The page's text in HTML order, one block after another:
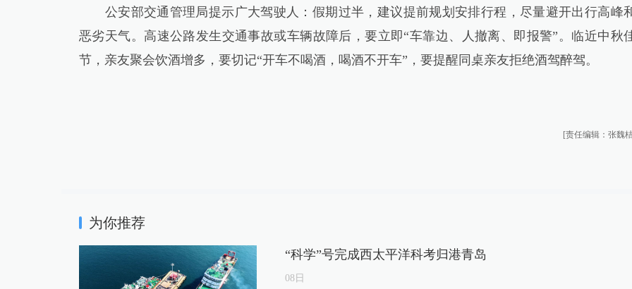
公安部交通管理局提示广大驾驶人：假期过半，建议提前规划安排行程，尽量避开出行高峰
恶劣天气。高速公路发生交通事故或车辆故障后，要立即“车靠边、人撤离、即报警”。临近中秋
节，亲友聚会饮酒增多，要切记“开车不喝酒，喝酒不开车”，要提醒同桌亲友拒绝酒驾醉驾。
[责任编辑：张魏
为你推荐
“科学”号完成西太平洋科考归港青岛
08日